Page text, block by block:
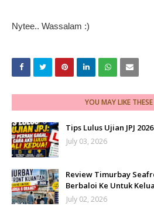
Nytee.. Wassalam :)
YOU MAY LIKE
Tips Lulus Ujian JPJ 2026
July 03, 2026
Review Timurbay
Berbaloi Ke Untuk
July 02, 2026